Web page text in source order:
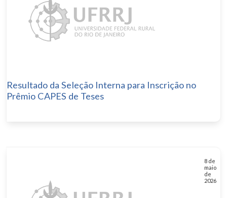
Resultado da Seleção Interna para Inscrição no
Prêmio CAPES de Teses
8 de
maio
de
2026